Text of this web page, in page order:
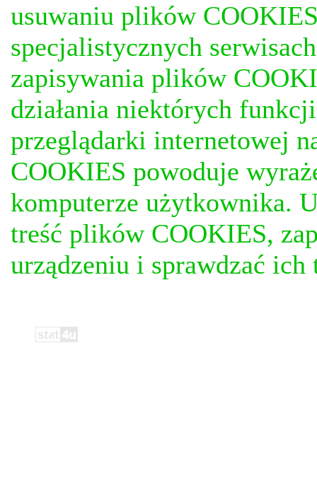
usuwaniu plików
specjalistycznych
zapisywania plików
działania niektórych
przeglądarki internetowej
COOKIES powoduje
komputerze użytkownika.
treść plików COOKIES,
urządzeniu i sprawdzać ich